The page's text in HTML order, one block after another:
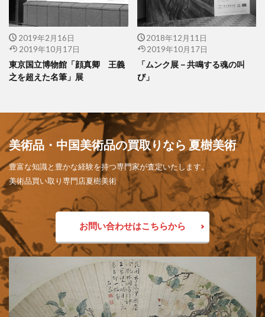
2019年2月16日
2019年10月17日
東京国立博物館「顔真卿 王義
之を超えた名筆」展
2018年12月11日
2019年10月17日
「ムンク展－共鳴する魂の叫
び」
美術品・中国美術品の買取りなら 夏樹美術
豊富な知識と豊かな経験を持つ専門家が査定いたします。
美術品買い取り専門店夏樹美術
お問い合わせはこちらから